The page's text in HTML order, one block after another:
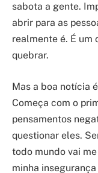
sabota a gente.
abrir para as
realmente é. É um
quebrar.
Mas a boa notícia
Começa com o
pensamentos
questionar eles.
todo mundo vai
minha